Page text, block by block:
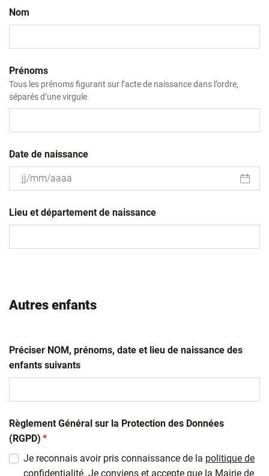
Nom
Prénoms
Tous les prénoms figurant sur l’acte de naissance dans l’ordre,
séparés d’une virgule
Date de naissance
slash
MM
Lieu et département de naissance
Autres enfants
Préciser NOM, prénoms, date et lieu de naissance des
enfants suivants
Règlement Général sur la Protection des Données
(RGPD) (obligatoire)
*
Je reconnais avoir pris connaissance de la politique de
confidentialité. Je conviens et accepte que la Mairie de